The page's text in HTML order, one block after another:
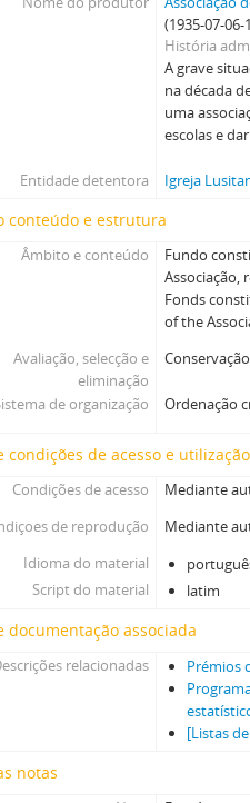
(1935-07-06-
História
A grave
na década
uma
escolas e
Entidade detentora Igreja
conteúdo e estrutura
Âmbito e conteúdo
Fundo
Associação,
Fonds
of the
Avaliação, selecção e
eliminação
de organização Ordenação
condições de acesso e utilização
Condições de acesso
Mediante
de reprodução
Mediante
Idioma do material
Script do material
latim
documentação associada
relacionadas
Prémios
[Listas
notas